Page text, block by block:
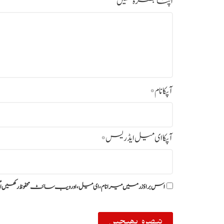
آپکا نام*
آپکا ای میل ایڈریس*
اس براؤزر میں میرا نام، ای میل، اور ویب سائٹ محفوظ